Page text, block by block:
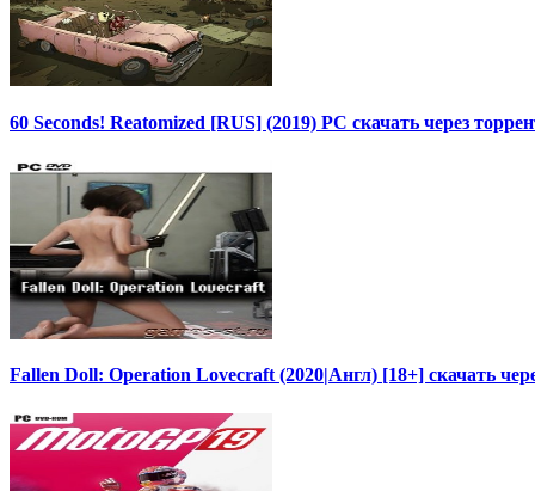
60 Seconds! Reatomized [RUS] (2019) PC скачать через
Fallen Doll: Operation Lovecraft (2020|Англ) [18+] скачать